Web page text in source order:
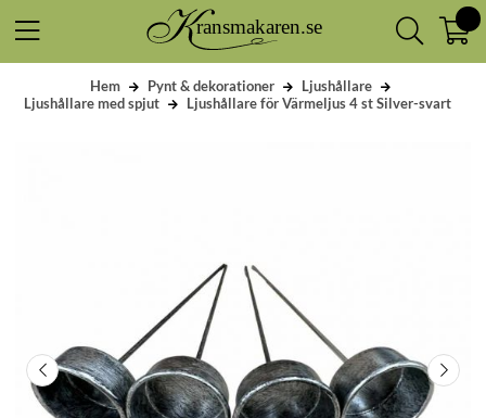
Hem Pynt & dekorationer
Ljushållare
Ljushållare med spjut
Ljushållare för Värmeljus 4 st Silver-svart